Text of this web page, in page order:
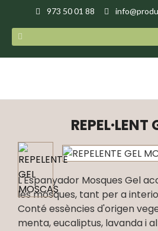
973 50 01 88
L'Espanyador Mosques Gel
les mosques, tant per a
Conté essències d'origen
menta, eucaliptus, lavanda i